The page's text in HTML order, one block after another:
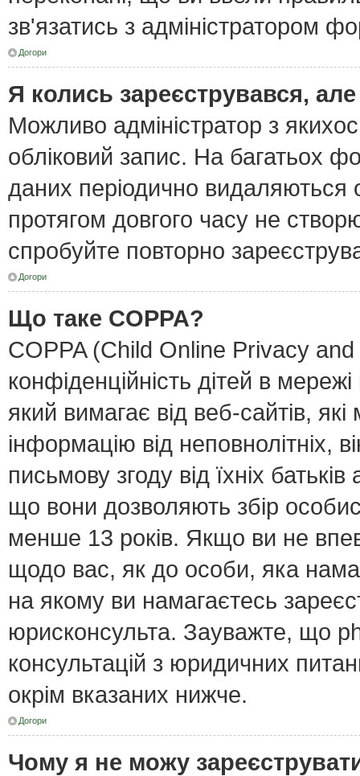
зв'язатись з адміністратором
Догори
Я колись зареєструвався,
Можливо адміністратор з
обліковий запис. На багатьох
даних періодично видаляються
протягом довгого часу не
спробуйте повторно
Догори
Що таке COPPA?
COPPA (Child Online Privacy
конфіденційність дітей в
який вимагає від веб-сайтів,
інформацію від неповнолітніх,
письмову згоду від їхніх
що вони дозволяють збір
менше 13 років. Якщо ви не
щодо вас, як до особи, яка
на якому ви намагаєтесь
юрисконсульта. Зауважте, що
консультацій з юридичних
окрім вказаних нижче.
Догори
Чому я не можу